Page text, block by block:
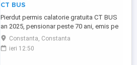
CT BUS
Pierdut permis calatorie gratuita CT BUS
an 2025, pensionar peste 70 ani, emis pe
numele ENACHE PARASCHIVA. Il declar
nul.
Constanta, Constanta
ieri 12:50